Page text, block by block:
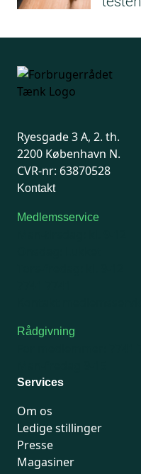
Ryesgade 3 A, 2. th.
2200 København N.
CVR-nr: 63870528
Kontakt
Medlemsservice
Rådgivning
Services
Om os
Ledige stillinger
Presse
Magasiner